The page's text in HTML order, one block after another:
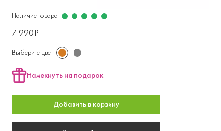
Наличие товара
Выберите цвет
7 990₽
Намекнуть на подарок
Добавить в корзину